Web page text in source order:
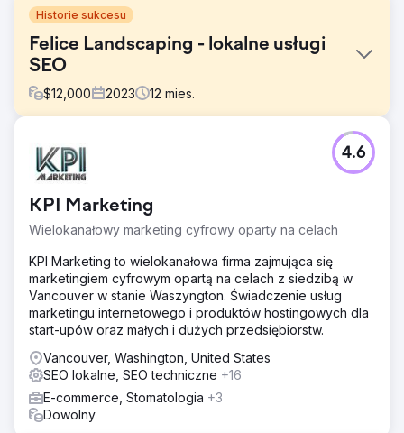
Historie sukcesu
Felice Landscaping - lokalne usługi
SEO
$12,000 2023 12 mies.
Klient żąda kierowania reklam do odbiorców w różnych
lokalizacjach za pomocą słów kluczowych związanych z
treści, uszeregowania usług, w tym drenażu,
kształtowania krajobrazu, nawadniania, projektowania
krajobrazu, murarstwa i nawierzchni twardej, organicznej
pielęgnacji trawników i odśnieżania, a także znalezienia
odpowiednich słów kluczowych.
Rozwiązanie
Nasze rozwiązania umożliwiające osiągnięcie dużego
zasięgu biznesowego obejmują wyszukiwanie
odpowiednich słów kluczowych dla firmy, tworzenie
różnych stron usług dla wszystkich usług, identyfikowanie
i eliminowanie duplikatów treści ze strony internetowej
oraz finalizowanie słów kluczowych opartych na celach,
które muszą być kierowane na różne lokalizacje.
KPI Marketing
Wielokanałowy marketing cyfrowy oparty na celach
4.6
KPI Marketing to wielokanałowa firma zajmująca się
marketingiem cyfrowym opartą na celach z siedzibą w
Vancouver w stanie Waszyngton. Świadczenie usług
marketingu internetowego i produktów hostingowych dla
start-upów oraz małych i dużych przedsiębiorstw.
Vancouver, Washington, United States
SEO lokalne, SEO techniczne +16
E-commerce, Stomatologia +3
Dowolny